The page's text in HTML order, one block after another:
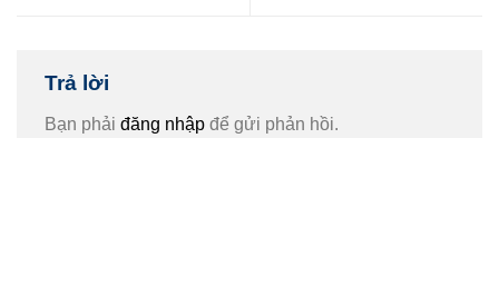
Trả lời
Bạn phải đăng nhập để gửi phản hồi.